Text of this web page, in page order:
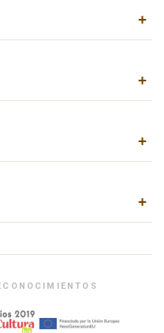
+
+
+
+